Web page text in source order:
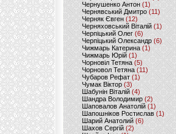
Чернушенко Антон (1)
Чернявський Дмитро(11)
Черняк Євген(12)
Черняховський Віталій (1)
Черпіцький Олег (6)
Черпіцький Олександр (6)
Чижмарь Катерина (1)
Чижмарь Юрій (1)
Чорновіл Тетяна (5)
Чорновол Тетяна (11)
Чубаров Рефат (1)
Чумак Віктор(3)
Шабунін Віталій (4)
Шандра Володимир (2)
Шаповалов Анатолій(1)
Шапошніков Ростислав(1)
Шарий Анатолий(6)
Шахов Сергій(2)